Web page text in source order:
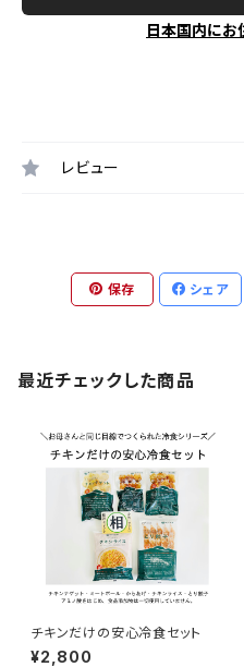
日本国内にお
レビュー
保存 シェア
最近チェックした商品
チキンだけの安心冷食セット
¥2,800